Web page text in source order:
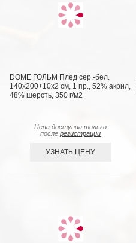
DOME ГОЛЬМ Плед сер.-бел.
140х200+10х2 см, 1 пр., 52% акрил,
48% шерсть, 350 г/м2
Цена доступна только
послерегистрации
УЗНАТЬ ЦЕНУ